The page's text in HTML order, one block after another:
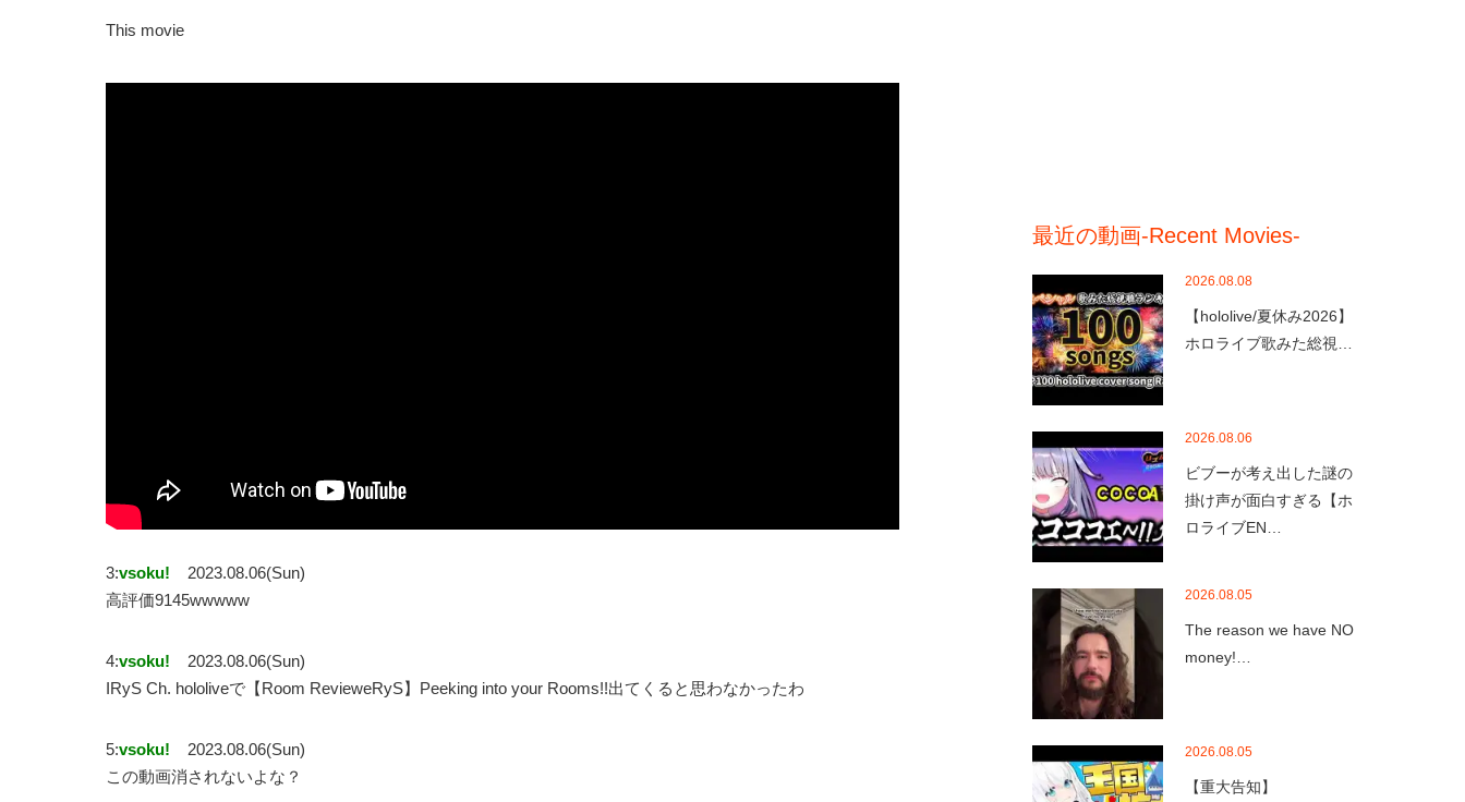
This movie
3:vsoku!
2023.08.06(Sun)
高評価9145wwwww
4:vsoku!
2023.08.06(Sun)
IRyS Ch. hololiveで【Room RevieweRyS】Peeking into your Rooms!!出てくると思わなかったわ
5:vsoku!
2023.08.06(Sun)
この動画消されないよな？
最近の動画-Recent Movies-
2026.08.08
【hololive/夏休み2026】
ホロライブ歌みた総視…
2026.08.06
ビブーが考え出した謎の
掛け声が面白すぎる【ホ
ロライブEN…
2026.08.05
The reason we have NO
money!…
2026.08.05
【重大告知】